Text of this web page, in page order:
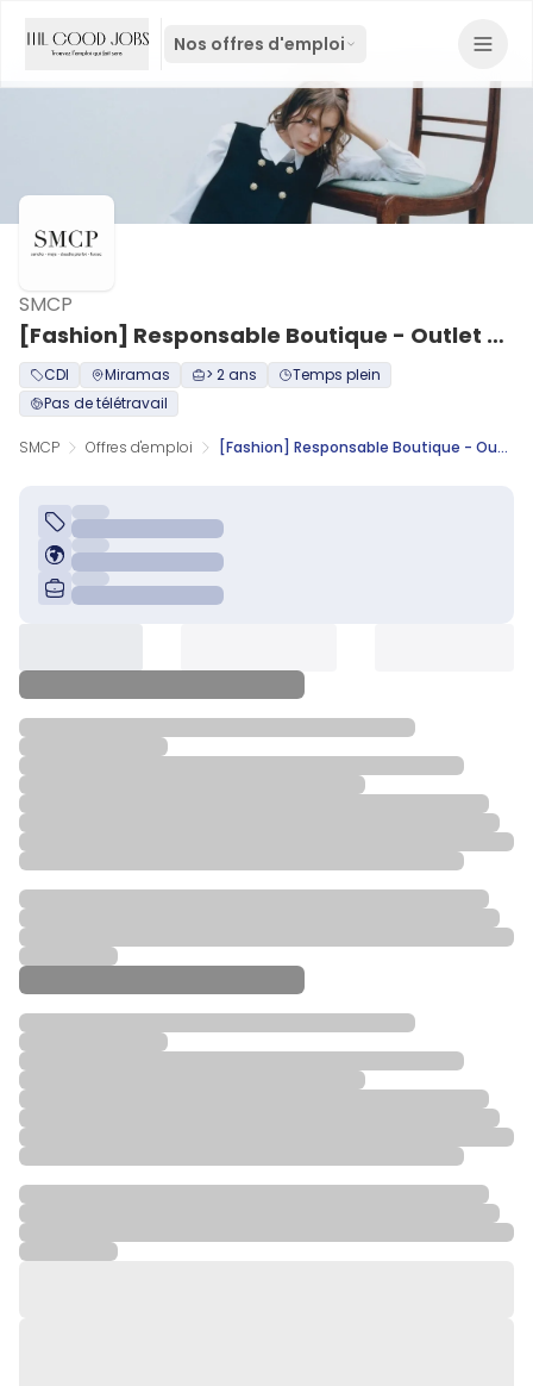
Nos offres d'emploi
[Fashion] Responsable Boutique - Outlet Mc Arthur Glen Miramas - CDI 35h - H/F
SMCP
CDI Miramas > 2 ans
Temps plein
Pas de télétravail
SMCP Offres d'emploi [Fashion] Responsable Boutique - Outlet Mc Arthur Glen Miramas - CDI 35h - H/F